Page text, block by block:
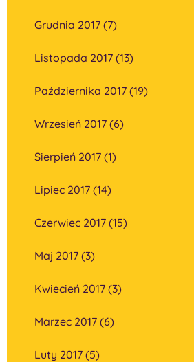
Grudnia 2017 (7)
Listopada 2017 (13)
Października 2017 (19)
Wrzesień 2017 (6)
Sierpień 2017 (1)
Lipiec 2017 (14)
Czerwiec 2017 (15)
Maj 2017 (3)
Kwiecień 2017 (3)
Marzec 2017 (6)
Luty 2017 (5)